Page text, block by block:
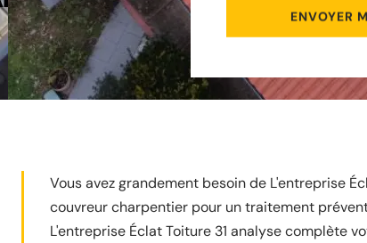
Vous avez grandement besoin de L'entreprise
couvreur charpentier pour un traitement
L'entreprise Éclat Toiture 31 analyse complète